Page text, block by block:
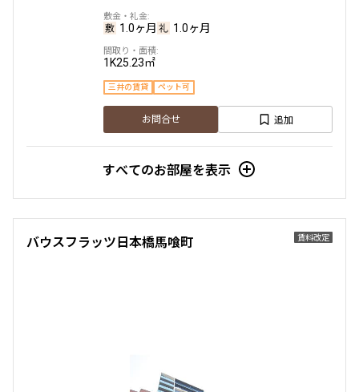
1.0ヶ月 1.0ヶ月
1K25.23㎡
三井の賃貸 ペット可
お問合せ 追加
すべてのお部屋を表示
賃料改定
バウスフラッツ日本橋馬喰町